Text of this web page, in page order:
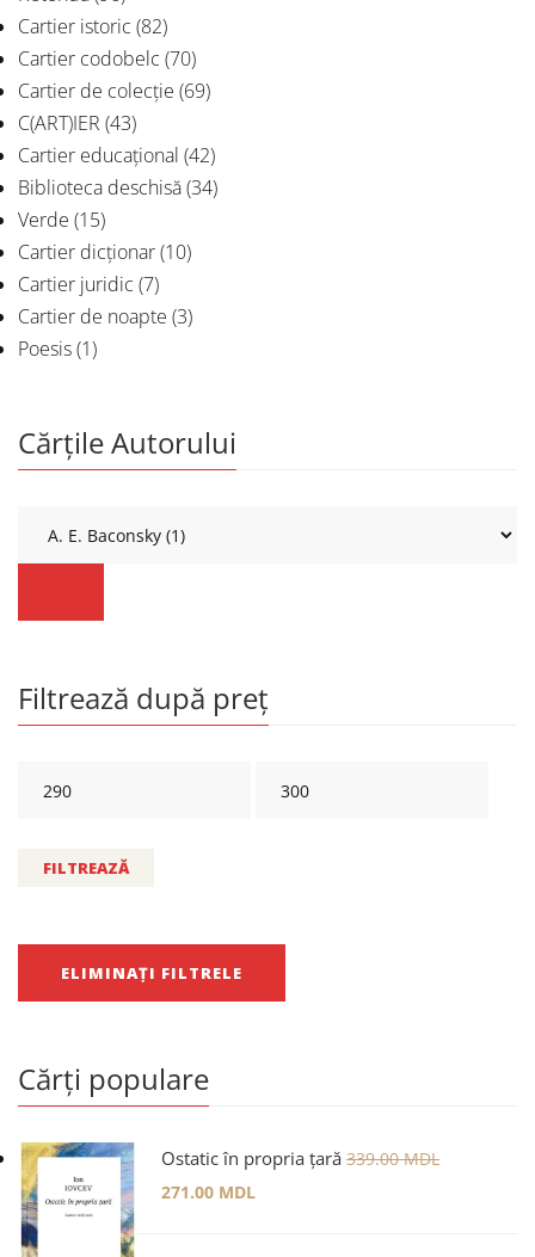
Cartier istoric (82)
Cartier codobelc (70)
Cartier de colecție (69)
C(ART)IER (43)
Cartier educațional (42)
Biblioteca deschisă(34)
Verde (15)
Cartier dicționar(10)
Cartier juridic (7)
Cartier de noapte (3)
Poesis(1)
Cărțile Autorului
Filtrează după preț
FILTREAZĂ
ELIMINAȚI FILTRELE
Cărți populare
Ostatic în propria țară 339.00MDL
271.00 MDL